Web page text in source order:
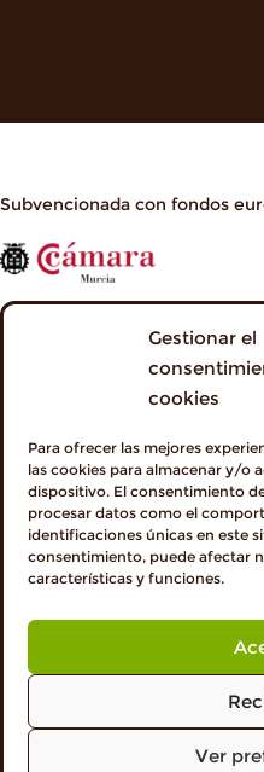
Gestionar el
cookies
Para ofrecer las mejores
las cookies para almacenar y/o
dispositivo. El consentimiento
procesar datos como el
identificaciones únicas en este
consentimiento, puede afectar
características y funciones.
Ver
Subvencionada con fondos